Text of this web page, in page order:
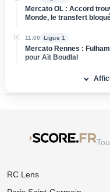
Mercato OL : Accord
Monde, le transfert
11:00 Ligue 1
Mercato Rennes :
pour Aït Boudlal
prépare son grand retour
s'attaque au digne
RC Lens